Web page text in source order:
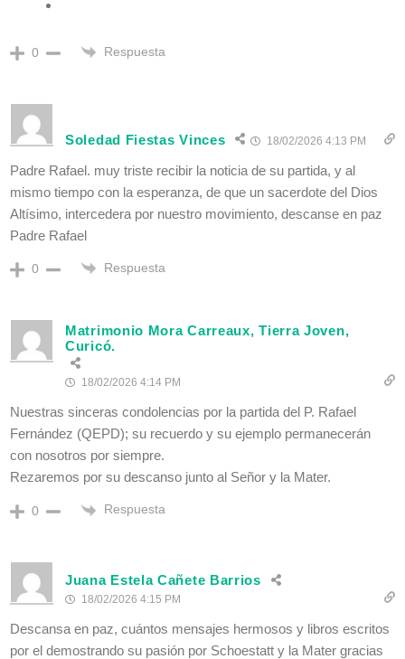
0 Respuesta
Soledad Fiestas Vinces 18/02/2026 4:13 PM
Padre Rafael. muy triste recibir la noticia de su partida, y al
mismo tiempo con la esperanza, de que un sacerdote del Dios
Altísimo, intercedera por nuestro movimiento, descanse en paz
Padre Rafael
0 Respuesta
Matrimonio Mora Carreaux, Tierra Joven,
Curicó.
18/02/2026 4:14 PM
Nuestras sinceras condolencias por la partida del P. Rafael
Fernández (QEPD); su recuerdo y su ejemplo permanecerán
con nosotros por siempre.
Rezaremos por su descanso junto al Señor y la Mater.
0 Respuesta
Juana Estela Cañete Barrios
18/02/2026 4:15 PM
Descansa en paz, cuántos mensajes hermosos y libros escritos
por el demostrando su pasión por Schoestatt y la Mater gracias